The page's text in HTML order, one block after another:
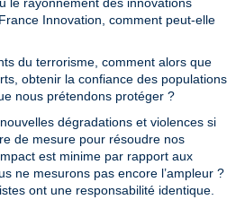
Innovation, comment peut-elle
du terrorisme, comment alors que
obtenir la confiance des populations
nous prétendons protéger ?
dégradations et violences si
de mesure pour résoudre nos
est minime par rapport aux
ne mesurons pas encore l’ampleur ?
ont une responsabilité identique.